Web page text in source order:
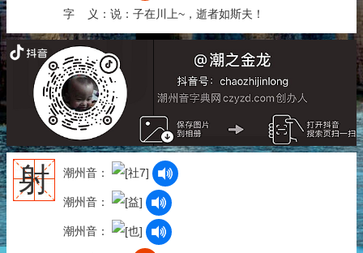
字 义：说：子在川上~，逝者如斯夫！
射 潮州音：
潮州音：
潮州音：